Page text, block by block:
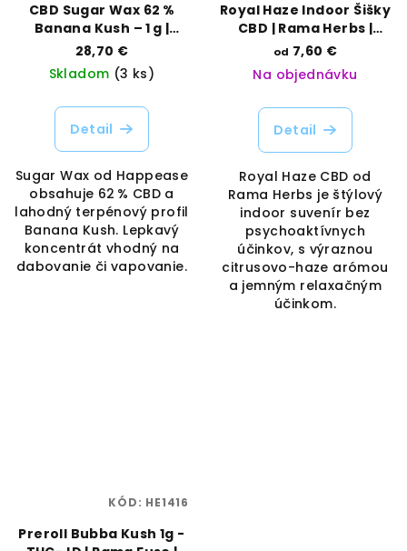
CBD Sugar Wax 62 %
Banana Kush – 1 g |
Happease | Vaporama
28,70 €
Skladom (3 ks)
Detail
Sugar Wax od Happease
obsahuje 62 % CBD a
lahodný terpénový profil
Banana Kush. Lepkavý
koncentrát vhodný na
dabovanie či vapovanie.
Royal Haze Indoor Šišky
CBD | Rama Herbs |
Vaporama
od 7,60 €
Na objednávku
Detail
Royal Haze CBD od
Rama Herbs je štýlový
indoor suvenír bez
psychoaktívnych
účinkov, s výraznou
citrusovo-haze arómou
a jemným relaxačným
účinkom.
Preroll Bubba Kush 1g -
KÓD: HE1416